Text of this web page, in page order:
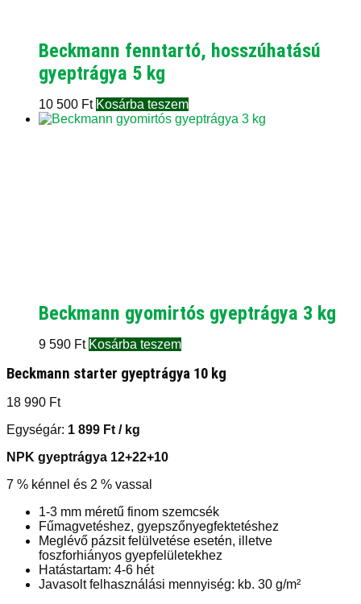
Beckmann fenntartó, hosszúhatású
gyeptrágya 5 kg
10 500 Ft Kosárba teszem
Beckmann gyomirtós gyeptrágya 3 kg
9 590 Ft Kosárba teszem
Beckmann starter gyeptrágya 10 kg
18 990 Ft
Egységár: 1 899 Ft / kg
NPK gyeptrágya 12+22+10
7 % kénnel és 2 % vassal
1-3 mm méretű finom szemcsék
Fűmagvetéshez, gyepszőnyegfektetéshez
Meglévő pázsit felülvetése esetén, illetve
foszforhiányos gyepfelületekhez
Hatástartam: 4-6 hét
Javasolt felhasználási mennyiség: kb. 30 g/m²